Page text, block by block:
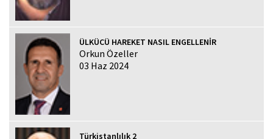
ÜLKÜCÜ HAREKET NASIL ENGELLENİR
Orkun Özeller
03 Haz 2024
Türkistanlılık 2